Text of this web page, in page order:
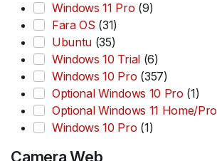
Windows 11 Pro (9)
Fara OS (31)
Ubuntu (35)
Windows 10 Trial (6)
Windows 10 Pro (357)
Optional Windows 10 Pro (1)
Optional Windows 11 Home/Pro
Windows 10 Pro (1)
Camera Web